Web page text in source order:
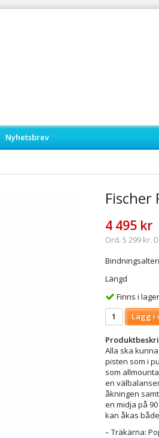
Nyhetsbrev
Fischer
4 495 kr
Ord. 5 299 kr.
Längd
Finns i lager
Lägg i
Alla ska
pisten som i
som
en
åkningen
en midja på
kan åkas
– Träkärna: